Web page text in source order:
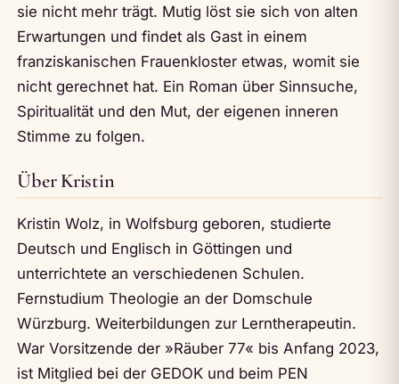
sie nicht mehr trägt. Mutig löst sie sich von alten
Erwartungen und findet als Gast in einem
franziskanischen Frauenkloster etwas, womit sie
nicht gerechnet hat. Ein Roman über Sinnsuche,
Spiritualität und den Mut, der eigenen inneren
Stimme zu folgen.
Über Kristin
Kristin Wolz, in Wolfsburg geboren, studierte
Deutsch und Englisch in Göttingen und
unterrichtete an verschiedenen Schulen.
Fernstudium Theologie an der Domschule
Würzburg. Weiterbildungen zur Lerntherapeutin.
War Vorsitzende der »Räuber 77« bis Anfang 2023,
ist Mitglied bei der GEDOK und beim PEN